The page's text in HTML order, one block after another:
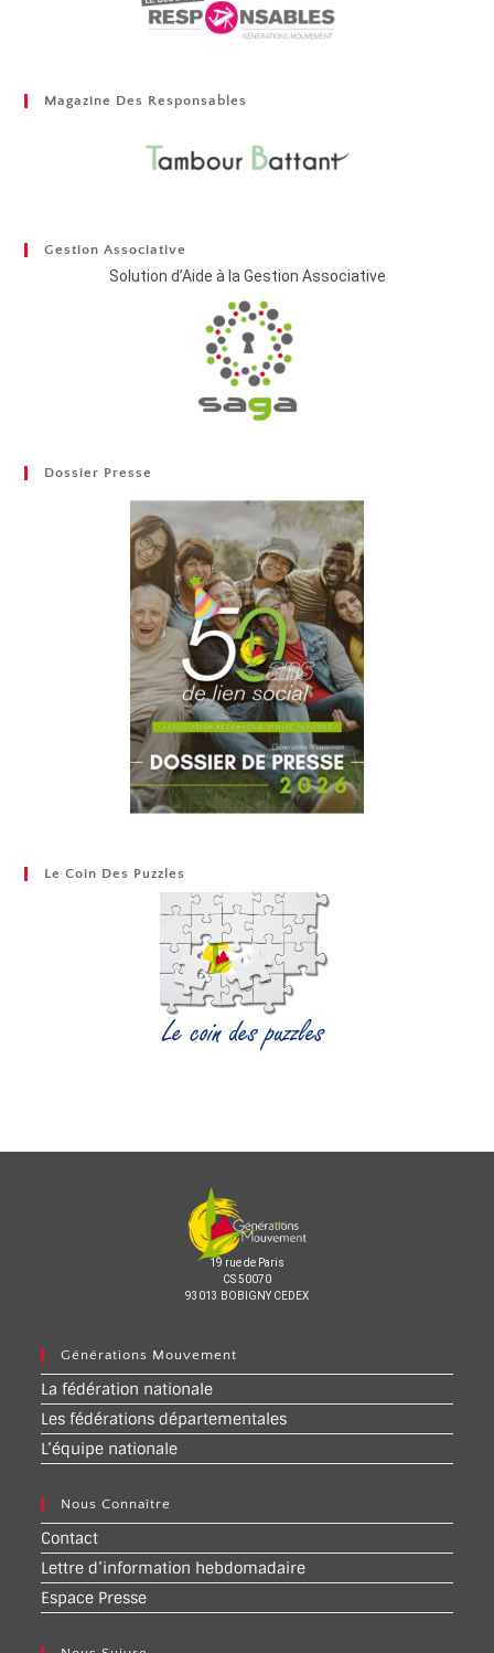
Magazine Des Responsables
Gestion Associative
Solution d’Aide à la Gestion Associative
Dossier Presse
Le Coin Des Puzzles
19 rue de Paris
CS 50070
93013 BOBIGNY CEDEX
Générations Mouvement
La fédération nationale
Les fédérations départementales
L’équipe nationale
Nous Connaître
Contact
Lettre d’information hebdomadaire
Espace Presse